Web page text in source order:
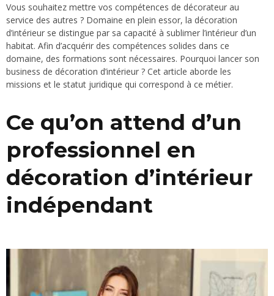
Vous souhaitez mettre vos compétences de décorateur au
service des autres ? Domaine en plein essor, la décoration
d’intérieur se distingue par sa capacité à sublimer l’intérieur d’un
habitat. Afin d’acquérir des compétences solides dans ce
domaine, des formations sont nécessaires. Pourquoi lancer son
business de décoration d’intérieur ? Cet article aborde les
missions et le statut juridique qui correspond à ce métier.
Ce qu’on attend d’un
professionnel en
décoration d’intérieur
indépendant